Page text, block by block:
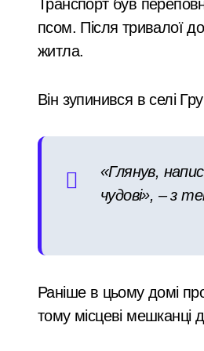
У Києві
Почему
Більше
Обіцяли
План
Установка
Скам в
У Києві
Транспорт був
псом. Після тривалої
житла.
Він зупинився в селі
«Глянув,
чудові», – з
Раніше в цьому домі
тому місцеві мешканці